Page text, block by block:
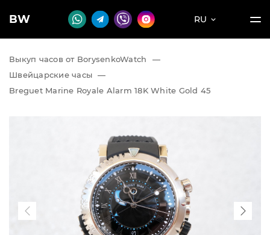
BW RU
Выкуп часов от BorysenkoWatch
—
Швейцарские часы —
Breguet Marine Royale Alarm 18K White Gold 45